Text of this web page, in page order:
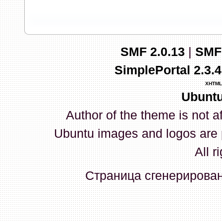
03 Апреля 2026, 10:02:33
whookey:GenKass: с
03 Апреля 2026, 05:22:56
GenKass:По тому же
02 Апреля 2026, 12:56:37
GenKass:Всем доброго
серии (6592) 1-1245, 3-
прошить до 7926, чтобы
Атол 11 видится в системе
SMF 2.0.13|
SimplePortal
XHTML
Author of the theme is not
Ubuntu images and logos
All
Страница